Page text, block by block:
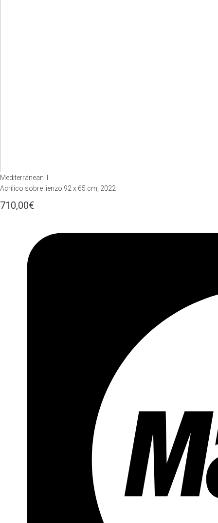
Mediterránean II
Acrílico sobre lienzo 92 x 65 cm, 2022
710,00€